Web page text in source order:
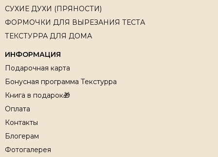
СУХИЕ ДУХИ (ПРЯНОСТИ)
ФОРМОЧКИ ДЛЯ ВЫРЕЗАНИЯ ТЕСТА
ТЕКСТУРРА ДЛЯ ДОМА
ИНФОРМАЦИЯ
Подарочная карта
Бонусная программа Текстурра
Книга в подарок🎁
Оплата
Контакты
Блогерам
Фотогалерея